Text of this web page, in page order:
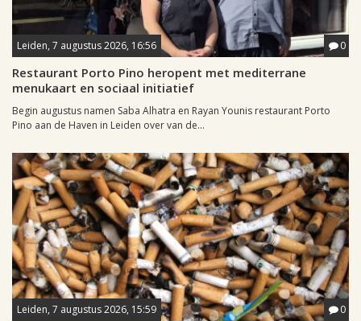
Leiden, 7 augustus 2026, 16:56 0
Restaurant Porto Pino heropent met mediterrane
menukaart en sociaal initiatief
Begin augustus namen Saba Alhatra en Rayan Younis restaurant Porto
Pino aan de Haven in Leiden over van de...
Leiden, 7 augustus 2026, 15:59 0